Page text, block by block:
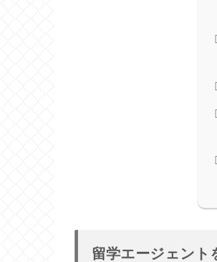
留学エージェント